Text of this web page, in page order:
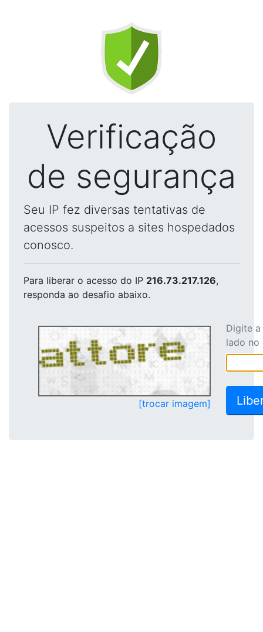
Verificação
de segurança
Seu IP fez diversas tentativas de
acessos suspeitos a sites hospedados
conosco.
Para liberar o acesso do IP 216.73.217.126,
responda ao desafio abaixo.
[trocar imagem]
Digite
lado no